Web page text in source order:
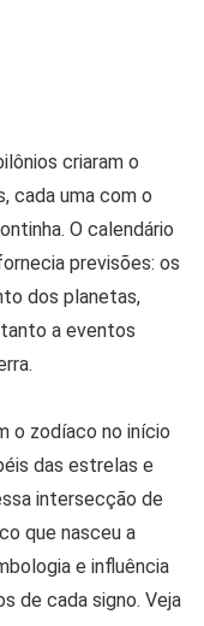
criaram o
cada uma com o
O calendário
previsões: os
dos planetas,
a eventos
o zodíaco no início
das estrelas e
intersecção de
que nasceu a
e influência
de cada signo. Veja